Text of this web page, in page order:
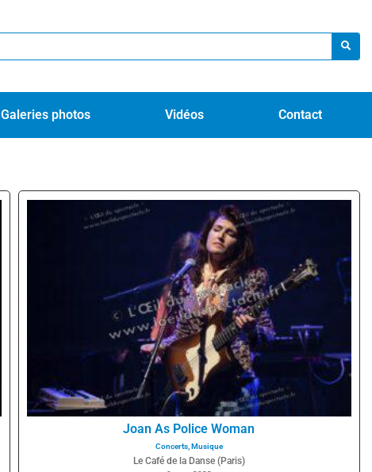
Galeries photos Vidéos Contact
Joan As Police Woman
Concerts, Musique
Le Café de la Danse (Paris)